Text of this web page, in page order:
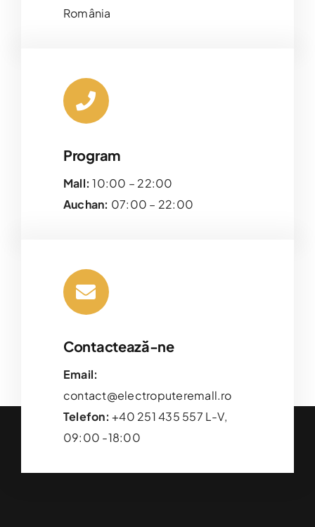
România
Program
Mall: 10:00 – 22:00
Auchan: 07:00 – 22:00
Contactează-ne
Email:
contact@electroputeremall.ro
Telefon: +40 251 435 557 L-V,
09:00 -18:00